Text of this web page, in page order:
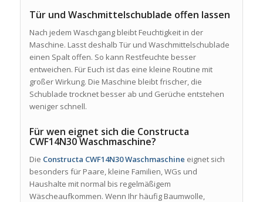
Tür und Waschmittelschublade offen lassen
Nach jedem Waschgang bleibt Feuchtigkeit in der
Maschine. Lasst deshalb Tür und Waschmittelschublade
einen Spalt offen. So kann Restfeuchte besser
entweichen. Für Euch ist das eine kleine Routine mit
großer Wirkung. Die Maschine bleibt frischer, die
Schublade trocknet besser ab und Gerüche entstehen
weniger schnell.
Für wen eignet sich die Constructa
CWF14N30 Waschmaschine?
Die Constructa CWF14N30 Waschmaschine eignet sich
besonders für Paare, kleine Familien, WGs und
Haushalte mit normal bis regelmäßigem
Wäscheaufkommen. Wenn Ihr häufig Baumwolle,